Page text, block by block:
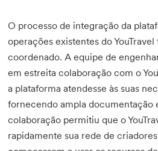
O processo de integração da
operações existentes do
coordenado. A equipe de
em estreita colaboração com o
a plataforma atendesse às suas
fornecendo ampla documentação
colaboração permitiu que o
rapidamente sua rede de